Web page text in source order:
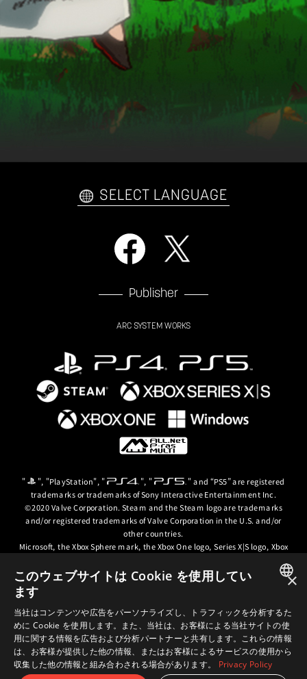
SELECT LANGUAGE
Publisher
ARC SYSTEM WORKS
" ", "PlayStation", " ", " " and “PS5” are registered
trademarks or trademarks of Sony Interactive Entertainment Inc.
©2020 Valve Corporation. Steam and the Steam logo are trademarks
and/or registered trademarks of Valve Corporation in the U.S. and/or
other countries.
Microsoft, the Xbox Sphere mark, the Xbox One logo, Series X|S logo, Xbox
trademarks of the Microsoft group of companies.
© ARC SYSTEM WORKS / © 2024 CD PROJEKT S.A. All rights reserved. CD
PROJEKT, the CD PROJEKT logo, Cyberpunk, Cyberpunk 2077, the
Cyberpunk 2077 logo and Cyberpunk: Edgerunners are trademarks and/or
registered trademarks of CD PROJEKT S.A. in the US and/or other
countries.
ENGLISH
×
このウェブサイトは Cookie を使用してい
ます
当社はコンテンツや広告をパーソナライズし、トラフィックを分析するた
めに Cookie を使用します。また、当社は、お客様による当社サイトの使
用に関する情報を広告および分析パートナーと共有します。これらの情報
は、お客様が提供した他の情報、またはお客様によるサービスの使用から
収集した他の情報と組み合わされる場合があります。
Privacy Policy